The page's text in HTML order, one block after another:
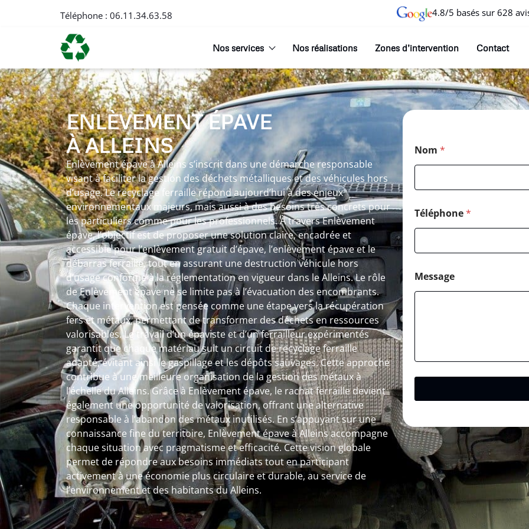
Téléphone : 06.11.34.63.58 4.8/5 basés sur 628
Nos services Nos réalisations Zones d’intervention Contact
ENLÈVEMENT ÉPAVE
À ALLEINS
Enlèvement épave à Alleins s’inscrit dans une démarche responsable
visant à faciliter la gestion des déchets métalliques et des véhicules hors
d’usage. Le recyclage ferraille répond aujourd’hui à des enjeux
environnementaux majeurs, mais aussi à des besoins très concrets pour
les particuliers comme pour les professionnels. À travers Enlèvement
épave, l’objectif est de proposer une solution claire, encadrée et
accessible pour l’enlèvement gratuit d’épave, l’enlèvement épave et le
débarras ferraille, tout en assurant une destruction véhicule hors
d’usage conforme à la réglementation en vigueur dans le Alleins. Le rôle
de Enlèvement épave ne se limite pas à l’évacuation des encombrants.
Chaque intervention est pensée comme une étape vers la récupération
fers et métaux, permettant de transformer des déchets en ressources
valorisables. Le travail d’un épaviste et d’un ferrailleur expérimentés
garantit que chaque matériau suit un circuit de recyclage ferraille
adapté, évitant ainsi le gaspillage et les dépôts sauvages. Cette approche
contribue à une meilleure organisation de la gestion des métaux à
l’échelle du Alleins. Grâce à Enlèvement épave, le rachat ferraille devient
également une opportunité de valorisation, offrant une alternative
responsable à l’abandon des métaux inutilisés. En s’appuyant sur une
connaissance fine du territoire, Enlèvement épave à Alleins accompagne
chaque situation avec pragmatisme et efficacité. Cette vision globale
permet de répondre aux besoins immédiats tout en participant
activement à une économie plus circulaire et durable, au service de
l’environnement et des habitants du Alleins.
Nom *
Téléphone*
Message